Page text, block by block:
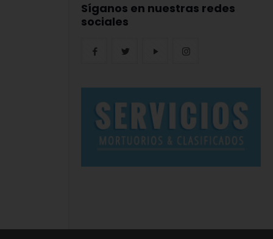
Síganos en nuestras redes
sociales